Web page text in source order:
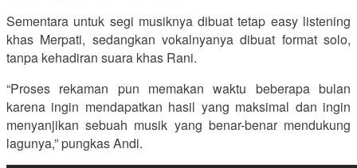
Sementara untuk segi musiknya dibuat tetap easy listening
khas Merpati, sedangkan vokalnyanya dibuat format solo,
tanpa kehadiran suara khas Rani.
“Proses rekaman pun memakan waktu beberapa bulan
karena ingin mendapatkan hasil yang maksimal dan ingin
menyanjikan sebuah musik yang benar-benar mendukung
lagunya,” pungkas Andi.